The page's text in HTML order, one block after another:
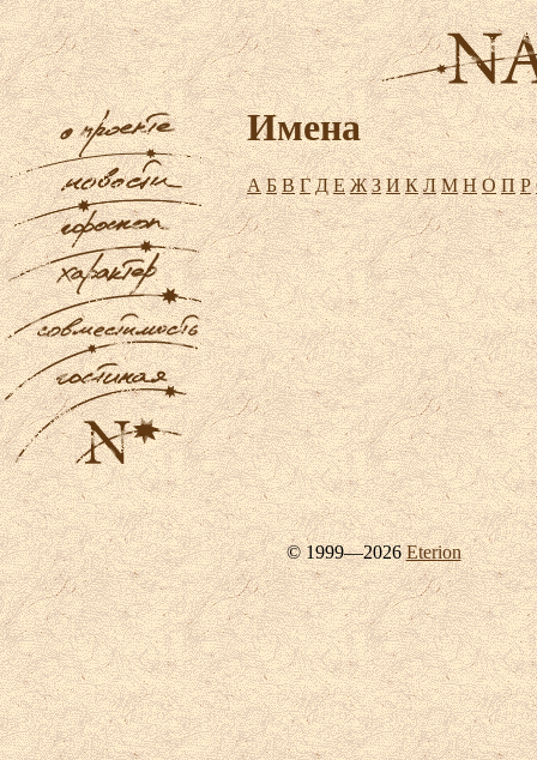
Имена
А Б В Г Д Е Ж З И К Л М Н О П Р
© 1999—2026Eterion